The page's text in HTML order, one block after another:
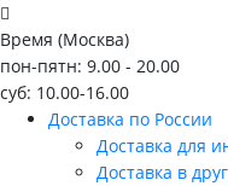
Время (Москва)
пон-пятн: 9.00 - 20.00
суб: 10.00-16.00
Доставка по России
Доставка для
Доставка в